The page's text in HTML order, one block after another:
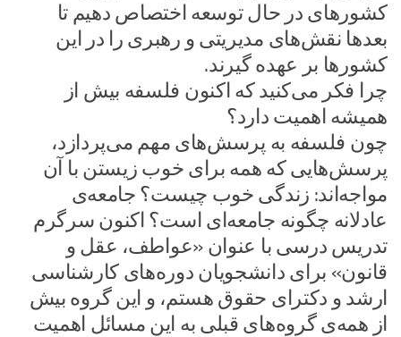
کشورهای در حال توسعه اختصاص دهیم تا
بعدها نقش‌های مدیریتی و رهبری را در این
کشورها بر عهده گیرند.
چرا فکر می‌کنید که اکنون فلسفه بیش از
همیشه اهمیت دارد؟
چون فلسفه به پرسش‌های مهم می‌پردازد،
پرسش‌هایی که همه برای خوب زیستن با آن
مواجه‌اند: زندگی خوب چیست؟ جامعه‌ی
عادلانه چگونه جامعه‌ای است؟ اکنون سرگرم
تدریس درسی با عنوان «عواطف، عقل و
قانون» برای دانشجویان دوره‌های کارشناسی
ارشد و دکترای حقوق هستم، و این گروه بیش
از همه‌ی گروه‌های قبلی به این مسائل اهمیت